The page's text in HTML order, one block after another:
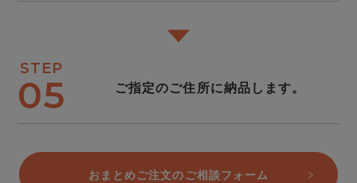
STEP
05 ご指定のご住所に納品します。
おまとめご注文のご相談フォーム